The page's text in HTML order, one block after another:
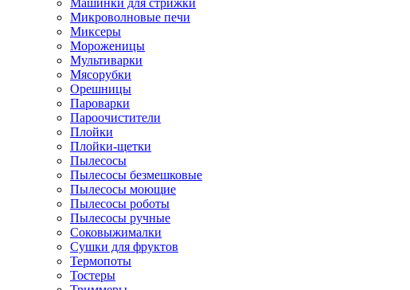
Машинки для стрижки
Микроволновые печи
Миксеры
Мороженицы
Мультиварки
Мясорубки
Орешницы
Пароварки
Пароочистители
Плойки
Плойки-щетки
Пылесосы
Пылесосы безмешковые
Пылесосы моющие
Пылесосы роботы
Пылесосы ручные
Соковыжималки
Сушки для фруктов
Термопоты
Тостеры